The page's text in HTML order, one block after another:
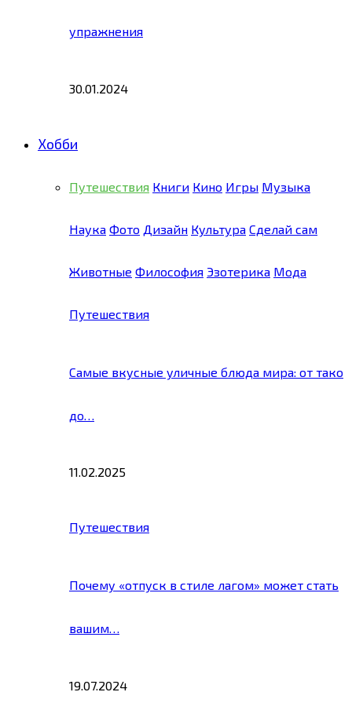
упражнения
30.01.2024
Хобби
Путешествия Книги Кино Игры Музыка
Наука Фото Дизайн Культура Сделай сам
Животные Философия Эзотерика Мода
Путешествия
Самые вкусные уличные блюда мира: от тако
до…
11.02.2025
Путешествия
Почему «отпуск в стиле лагом» может стать
вашим…
19.07.2024